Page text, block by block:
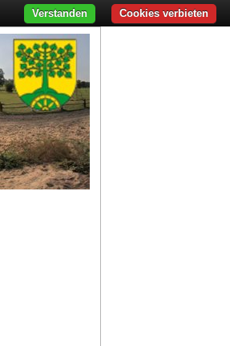
Cookies verbieten
Verstanden